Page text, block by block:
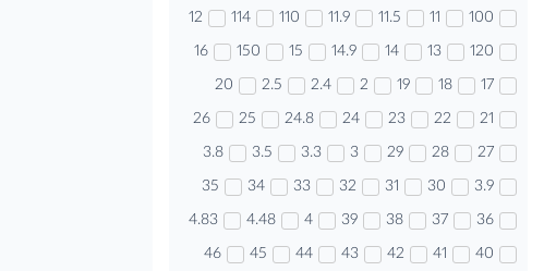
100
11
11.5
11.9
110
114
12
120
13
14
14.9
15
150
16
17
18
19
2
2.4
2.5
20
21
22
23
24
24.8
25
26
27
28
29
3
3.3
3.5
3.8
3.9
30
31
32
33
34
35
36
37
38
39
4
4.48
4.83
40
41
42
43
44
45
46